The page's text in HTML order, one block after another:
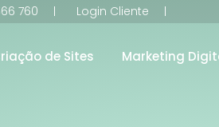
760 Login Cliente
de Sites Marketing